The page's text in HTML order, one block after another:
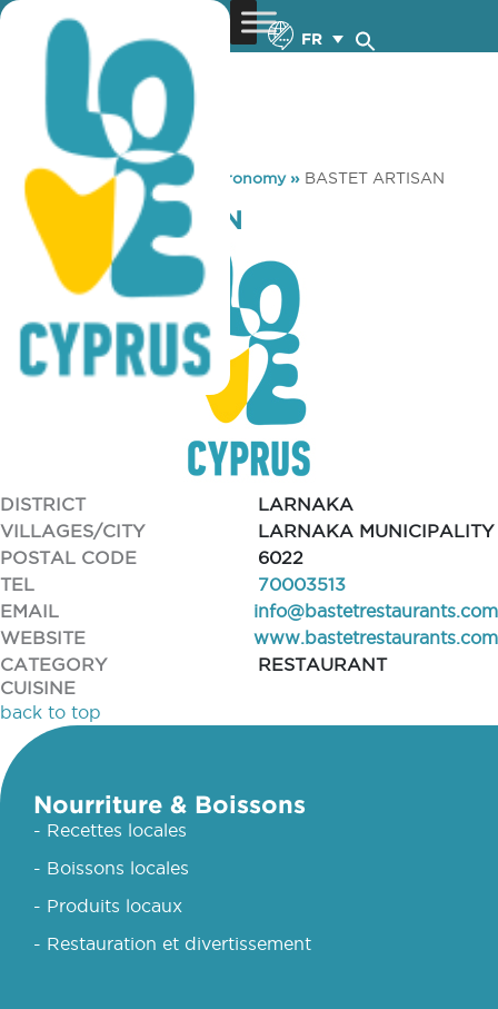
FR
You are here: Home »Gastronomy» BASTET ARTISAN
BASTET ARTISAN
DISTRICT
LARNAKA
VILLAGES/CITY
LARNAKA MUNICIPALITY
POSTAL CODE
6022
TEL
70003513
EMAIL
info@bastetrestaurants.com
WEBSITE
www.bastetrestaurants.com
CATEGORY
RESTAURANT
CUISINE
back to top
Nourriture & Boissons
- Recettes locales
- Boissons locales
- Produits locaux
- Restauration et divertissement